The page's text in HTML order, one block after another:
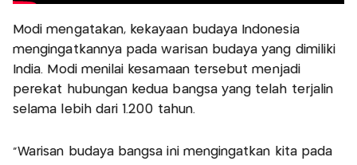
Modi mengatakan, kekayaan budaya Indonesia
mengingatkannya pada warisan budaya yang dimiliki
India. Modi menilai kesamaan tersebut menjadi
perekat hubungan kedua bangsa yang telah terjalin
selama lebih dari 1.200 tahun.
"Warisan budaya bangsa ini mengingatkan kita pada